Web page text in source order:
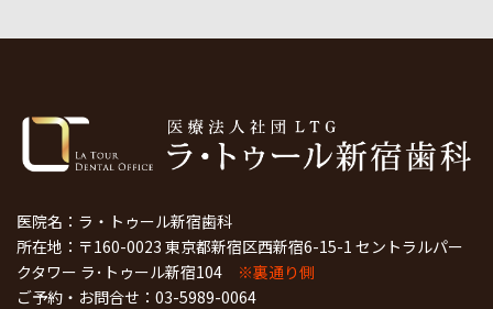
医院名：ラ・トゥール新宿歯科
所在地：〒160-0023 東京都新宿区西新宿6-15-1 セントラルパー
クタワー ラ･トゥール新宿104 ※裏通り側
ご予約・お問合せ： 03-5989-0064